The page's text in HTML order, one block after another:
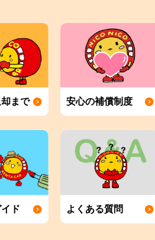
まで 安心の補償制度
ド よくある質問